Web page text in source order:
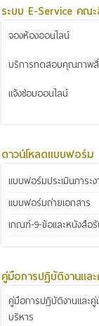
ระบบ E-Service คณ
จองห้องออนไลน์
บริการทดสอบคุณภาพ
แจ้งซ่อมออนไลน์
ดาวน์โหลดแบบฟอร์ม
แบบฟอร์มประเมินภาระ
แบบฟอร์มถ่ายเอกสาร
เกณฑ์-9-ข้อและหนังสือ
คู่มือการปฏิบัติงานแล
คู่มือการปฏิบัติงานและ
บริหาร